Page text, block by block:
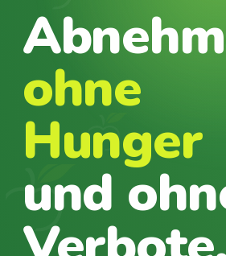
ohne
Hunger
und